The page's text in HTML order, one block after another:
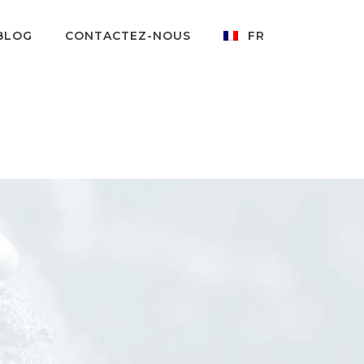
CONTACTEZ-NOUS FR